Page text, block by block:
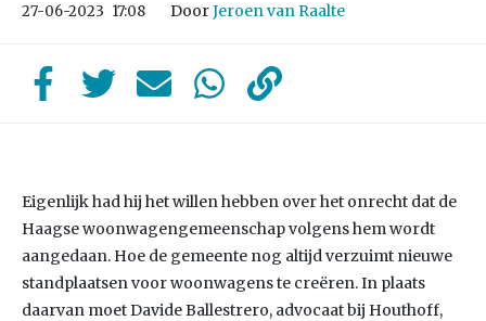
27-06-2023 17:08 DoorJeroen van Raalte
Eigenlijk had hij het willen hebben over het onrecht dat de
Haagse woonwagengemeenschap volgens hem wordt
aangedaan. Hoe de gemeente nog altijd verzuimt nieuwe
standplaatsen voor woonwagens te creëren. In plaats
daarvan moet Davide Ballestrero, advocaat bij Houthoff,